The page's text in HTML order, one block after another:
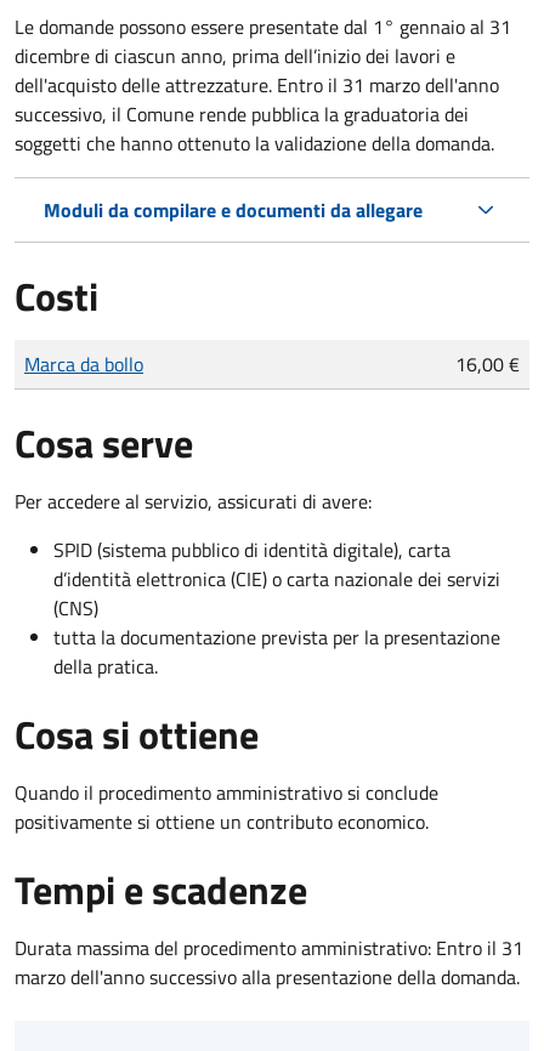
Le domande possono essere presentate dal 1° gennaio al 31
dicembre di ciascun anno, prima dell’inizio dei lavori e
dell'acquisto delle attrezzature. Entro il 31 marzo dell'anno
successivo, il Comune rende pubblica la graduatoria dei
soggetti che hanno ottenuto la validazione della domanda.
Moduli da compilare e documenti da allegare
Costi
Tipo di pagamento
Importo
Marca da bollo 16,00 €
Cosa serve
Per accedere al servizio, assicurati di avere:
SPID (sistema pubblico di identità digitale), carta
d’identità elettronica (CIE) o carta nazionale dei servizi
(CNS)
tutta la documentazione prevista per la presentazione
della pratica.
Cosa si ottiene
Quando il procedimento amministrativo si conclude
positivamente si ottiene un contributo economico.
Tempi e scadenze
Durata massima del procedimento amministrativo: Entro il 31
marzo dell'anno successivo alla presentazione della domanda.